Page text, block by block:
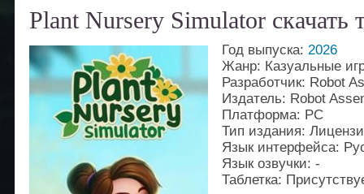
Plant Nursery Simulator скачать
Год выпуска: 2026
Жанр: Казуальные
Разработчик: Robot
Издатель: Robot
Платформа: PC
Тип издания:
Язык интерфейса:
Язык озвучки: -
Таблетка: